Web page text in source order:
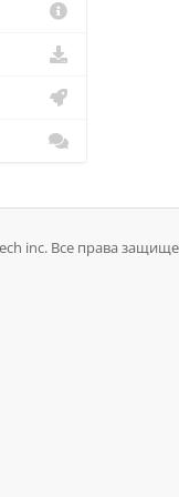
inc. Все права